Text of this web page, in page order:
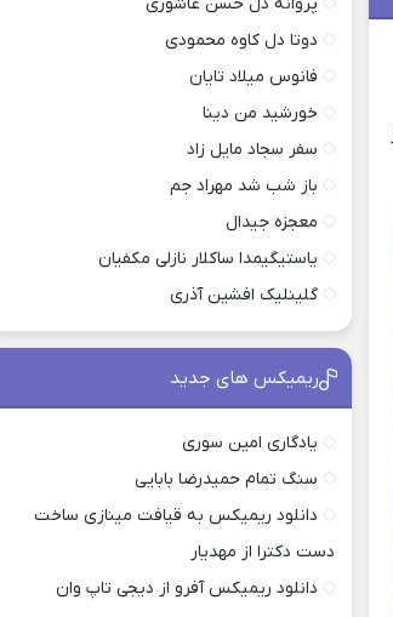
دوتا دل کاوه محمودی
فانوس میلاد تایان
خورشید من دینا
سفر سجاد مایل زاد
باز شب شد مهراد جم
معجزه جیدال
یاستیگیمدا ساکلار نازلی مکفیان
گلینلیک افشین آذری
ریمیکس های جدید
یادگاری امین سوری
سنگ تمام حمیدرضا بابایی
دانلود ریمیکس به قیافت مینازی ساخت
دست دکترا از مهدیار
دانلود ریمیکس آفرو از ديجی تاپ وان